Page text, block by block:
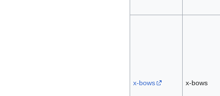
x-bows x-bows